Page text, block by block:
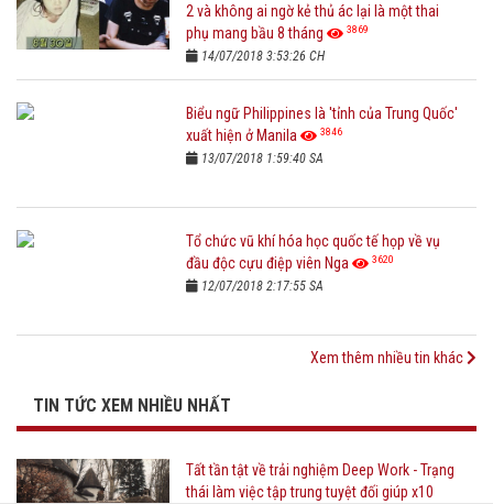
2 và không ai ngờ kẻ thủ ác lại là một thai
phụ mang bầu 8 tháng
3869
14/07/2018 3:53:26 CH
Biểu ngữ Philippines là 'tỉnh của Trung Quốc'
xuất hiện ở Manila
3846
13/07/2018 1:59:40 SA
Tổ chức vũ khí hóa học quốc tế họp về vụ
đầu độc cựu điệp viên Nga
3620
12/07/2018 2:17:55 SA
Xem thêm nhiều tin khác
TIN TỨC XEM NHIỀU NHẤT
Tất tần tật về trải nghiệm Deep Work - Trạng
thái làm việc tập trung tuyệt đối giúp x10